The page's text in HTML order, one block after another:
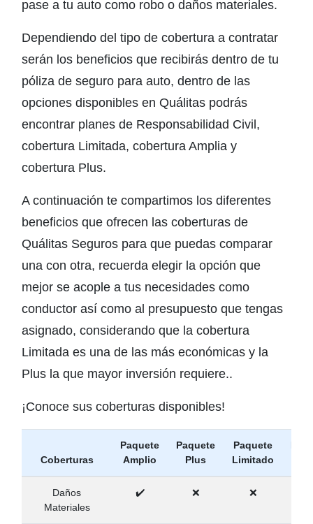
pase a tu auto como robo o daños materiales.
Dependiendo del tipo de cobertura a contratar
serán los beneficios que recibirás dentro de tu
póliza de seguro para auto, dentro de las
opciones disponibles en Quálitas podrás
encontrar planes de Responsabilidad Civil,
cobertura Limitada, cobertura Amplia y
cobertura Plus.
A continuación te compartimos los diferentes
beneficios que ofrecen las coberturas de
Quálitas Seguros para que puedas comparar
una con otra, recuerda elegir la opción que
mejor se acople a tus necesidades como
conductor así como al presupuesto que tengas
asignado, considerando que la cobertura
Limitada es una de las más económicas y la
Plus la que mayor inversión requiere..
¡Conoce sus coberturas disponibles!
Coberturas
Paquete
Amplio
Paquete
Plus
Paquete
Limitado
Daños
Materiales
✔️ ❌ ❌